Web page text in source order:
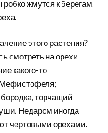
жмутся к берегам.
этого растения?
смотреть на орехи
какого-то
Мефистофеля;
торчащий
Недаром иногда
чертовыми орехами.